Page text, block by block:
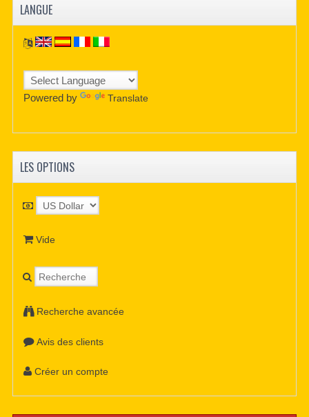
LANGUE
Powered by Translate
LES OPTIONS
Vide
Recherche avancée
Avis des clients
Créer un compte